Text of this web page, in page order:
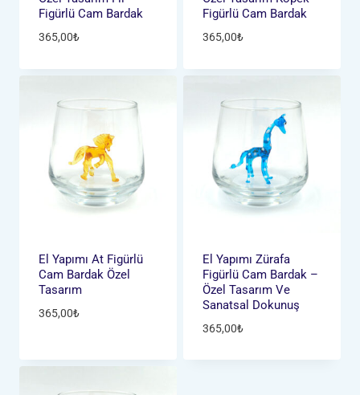
Figürlü Cam Bardak
365,00₺
Figürlü Cam Bardak
365,00₺
El Yapımı At Figürlü
Cam Bardak Özel
Tasarım
365,00₺
El Yapımı Zürafa
Figürlü Cam Bardak –
Özel Tasarım Ve
Sanatsal Dokunuş
365,00₺